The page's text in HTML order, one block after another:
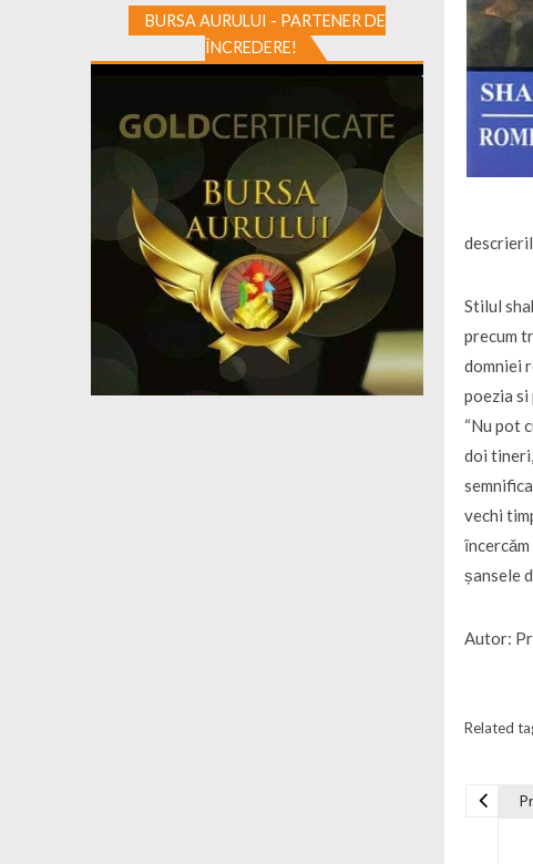
Stilul
precum
domniei
poezia
“Nu pot
doi
vechi
șansele
Autor:
Related
BURSA AURULUI - PARTENER DE
ÎNCREDERE!